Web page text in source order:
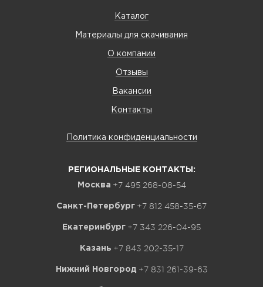
Каталог
Материалы для скачивания
О компании
Отзывы
Вакансии
Контакты
Политика конфиденциальности
РЕГИОНАЛЬНЫЕ КОНТАКТЫ:
Москва +7 495 268-08-54
Санкт-Петербург +7 812 458-35-67
Екатеринбург +7 343 226-04-95
Казань +7 843 202-35-17
Нижний Новгород +7 831 261-39-63